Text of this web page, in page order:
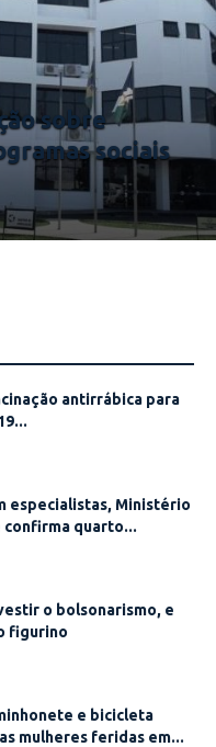
sobre
sociais
antirrábica para
especialistas, Ministério
confirma quarto...
o bolsonarismo, e
figurino
e bicicleta
mulheres feridas em...